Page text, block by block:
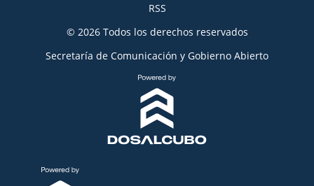
RSS
© 2026 Todos los derechos reservados
Secretaría de Comunicación y Gobierno Abierto